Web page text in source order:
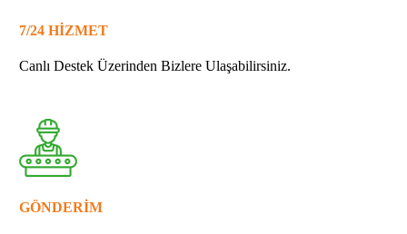
7/24 HİZMET
Canlı Destek Üzerinden Bizlere Ulaşabilirsiniz.
GÖNDERİM